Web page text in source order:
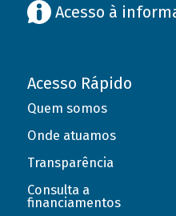
Acesso à
Acesso Rápido
Quem somos
Onde atuamos
Transparência
Consulta a
financiamentos